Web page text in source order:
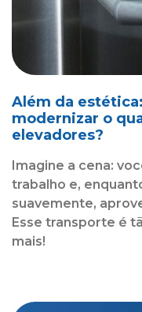
Além da
modernizar o
elevadores?
Imagine a cena:
trabalho e,
suavemente,
Esse transporte é
mais!